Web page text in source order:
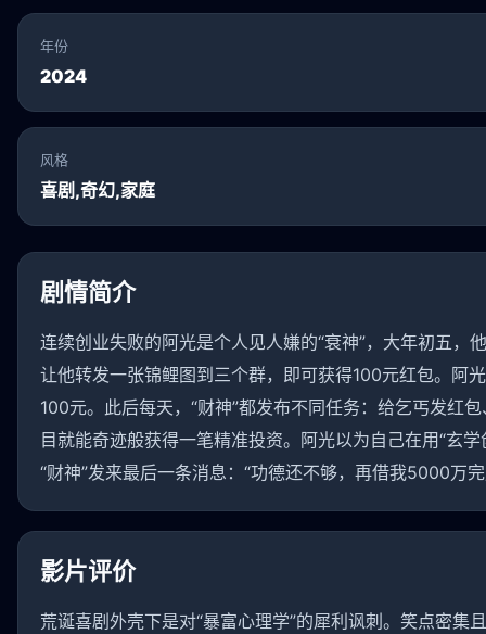
年份
2024
风格
喜剧,奇幻,家庭
剧情简介
连续创业失败的阿光是个人见人嫌的“衰神”，大年初五，
让他转发一张锦鲤图到三个群，即可获得100元红包。阿
100元。此后每天，“财神”都发布不同任务：给乞丐发红
目就能奇迹般获得一笔精准投资。阿光以为自己在用“玄
“财神”发来最后一条消息：“功德还不够，再借我5000万
影片评价
荒诞喜剧外壳下是对“暴富心理学”的犀利讽刺。笑点密集